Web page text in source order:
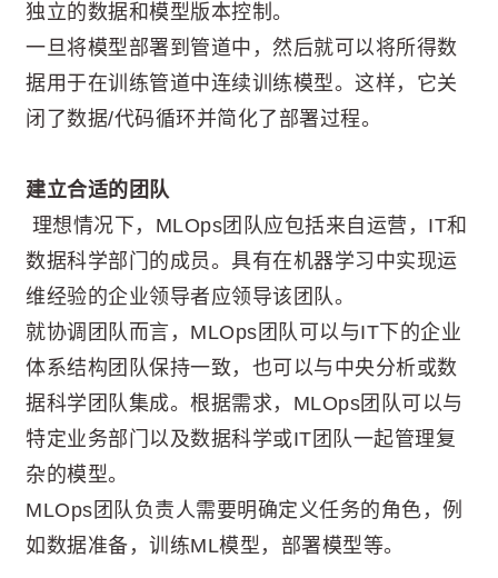
独立的数据和模型版本控制。
一旦将模型部署到管道中，然后就可以将所得数
据用于在训练管道中连续训练模型。这样，它关
闭了数据/代码循环并简化了部署过程。
建立合适的团队
理想情况下，MLOps团队应包括来自运营，IT和
数据科学部门的成员。具有在机器学习中实现运
维经验的企业领导者应领导该团队。
就协调团队而言，MLOps团队可以与IT下的企业
体系结构团队保持一致，也可以与中央分析或数
据科学团队集成。根据需求，MLOps团队可以与
特定业务部门以及数据科学或IT团队一起管理复
杂的模型。
MLOps团队负责人需要明确定义任务的角色，例
如数据准备，训练ML模型，部署模型等。